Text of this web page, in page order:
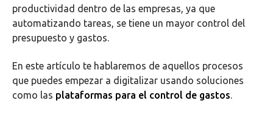
productividad dentro de las empresas, ya que
automatizando tareas, se tiene un mayor control del
presupuesto y gastos.
En este artículo te hablaremos de aquellos procesos
que puedes empezar a digitalizar usando soluciones
como las plataformas para el control de gastos.